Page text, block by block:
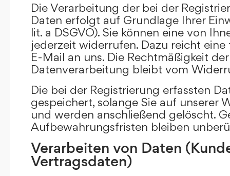
Die Verarbeitung der bei der
Daten erfolgt auf Grundlage Ihrer
lit. a DSGVO). Sie können eine von
jederzeit widerrufen. Dazu reicht
E-Mail an uns. Die Rechtmäßigkeit
Datenverarbeitung bleibt vom
Die bei der Registrierung erfassten
gespeichert, solange Sie auf unserer
und werden anschließend gelöscht.
Aufbewahrungsfristen bleiben
Verarbeiten von Daten
Vertragsdaten)